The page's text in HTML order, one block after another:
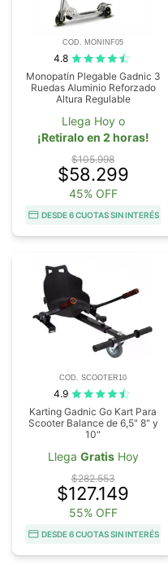
COD. MONINF05
4.8
Monopatín Plegable Gadnic 3
Ruedas Aluminio Reforzado
Altura Regulable
Llega Hoy o
¡Retiralo en 2 horas!
$105.998
$58.299
45% OFF
DESDE 6 CUOTAS SIN INTERÉS
COD. SCOOTER10
4.9
Karting Gadnic Go Kart Para
Scooter Balance de 6,5" 8" y
10"
Llega GratisHoy
$282.553
$127.149
55% OFF
DESDE 6 CUOTAS SIN INTERÉS